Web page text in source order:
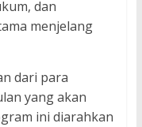
dan
menjelang
dari para
yang akan
ini diarahkan